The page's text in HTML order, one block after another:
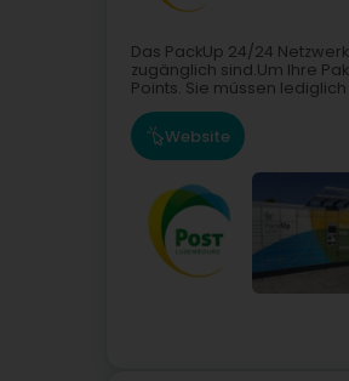
Das PackUp 24/24
zugänglich sind.Um Ihre
Points. Sie müssen lediglich
Website